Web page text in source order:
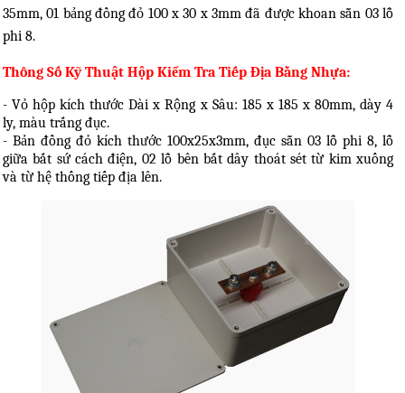
35mm, 01 bảng đồng đỏ 100 x 30 x 3mm đã được khoan sẵn 03 lỗ
phi 8.
Thông Số Kỹ Thuật Hộp Kiểm Tra Tiếp Địa Bằng Nhựa:
- Vỏ hộp kích thước Dài x Rộng x Sâu: 185 x 185 x 80mm, dày 4
ly, màu trắng đục.
- Bản đồng đỏ kích thước 100x25x3mm, đục sẵn 03 lỗ phi 8, lỗ
giữa bắt sứ cách điện, 02 lỗ bên bắt dây thoát sét từ kim xuống
và từ hệ thống tiếp địa lên.